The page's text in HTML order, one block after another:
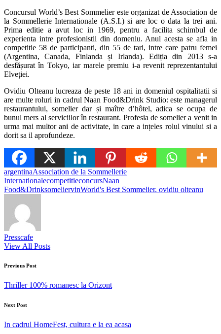
Concursul World’s Best Sommelier este organizat de Association de
la Sommellerie Internationale (A.S.I.) si are loc o data la trei ani.
Prima editie a avut loc in 1969, pentru a facilita schimbul de
experienta intre profesionistii din domeniu. Anul acesta se afla in
competitie 58 de participanti, din 55 de tari, intre care patru femei
(Argentina, Canada, Finlanda și Irlanda). Ediția din 2013 s-a
desfășurat în Tokyo, iar marele premiu i-a revenit reprezentantului
Elveției.
Ovidiu Olteanu lucreaza de peste 18 ani in domeniul ospitalitatii si
are multe roluri in cadrul Naan Food&Drink Studio: este managerul
restaurantului, somelier dar și maître d’hôtel, adica se ocupa de
bunul mers al serviciilor în restaurant. Profesia de somelier a venit in
urma mai multor ani de activitate, in care a ințeles rolul vinului si a
dorit sa il aprofundeze.
Tags:
argentinaAssociation de la Sommellerie
InternationalecompetitieconcursNaan
Food&DrinksomeliervinWorld's Best Sommelier. ovidiu olteanu
Presscafe
View All Posts
Post
navigation
Previous Post
Thriller 100% romanesc la Orizont
Next Post
In cadrul HomeFest, cultura e la ea acasa